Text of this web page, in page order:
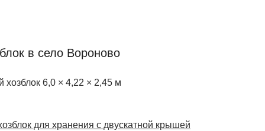
в село Вороново
хозблок 6,0 × 4,22 × 2,45 м
для хранения с двускатной крышей